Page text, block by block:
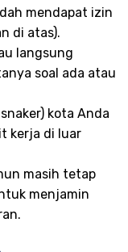
mendapat izin
di atas).
langsung
soal ada atau
kota Anda
kerja di luar
masih tetap
menjamin